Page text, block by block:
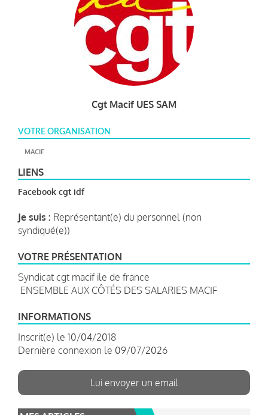
Cgt Macif UES SAM
VOTRE ORGANISATION
MACIF
LIENS
Facebook cgt idf
Je suis : Représentant(e) du personnel (non
syndiqué(e))
VOTRE PRÉSENTATION
Syndicat cgt macif ile de france
ENSEMBLE AUX CÔTÉS DES SALARIES MACIF
INFORMATIONS
Inscrit(e) le 10/04/2018
Dernière connexion le 09/07/2026
Lui envoyer un email